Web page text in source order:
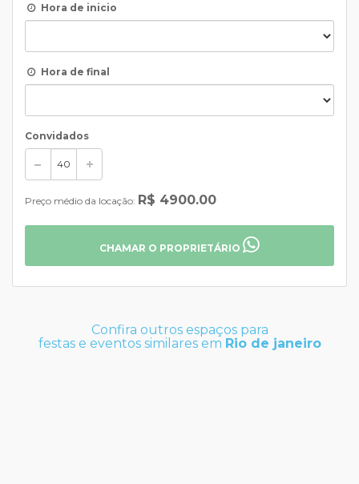
Hora de inicio
Hora de final
Convidados
Preço médio da locação: R$ 4900.00
CHAMAR O PROPRIETÁRIO
Confira outros espaços para
festas e eventos similares em Rio de janeiro